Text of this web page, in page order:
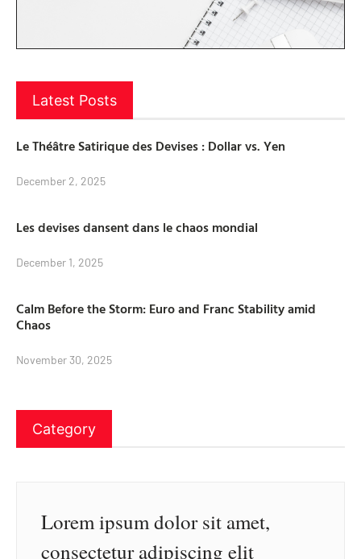
Latest Posts
Le Théâtre Satirique des Devises : Dollar vs. Yen
December 2, 2025
Les devises dansent dans le chaos mondial
December 1, 2025
Calm Before the Storm: Euro and Franc Stability amid
Chaos
November 30, 2025
Category
Lorem ipsum dolor sit amet,
consectetur adipiscing elit